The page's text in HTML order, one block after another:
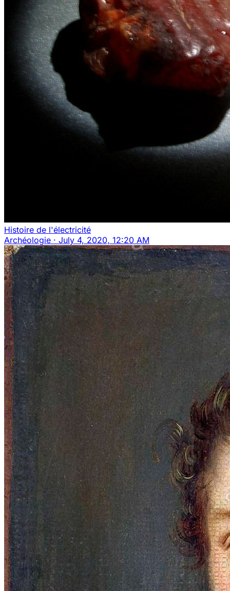
Histoire de l'électricité
Archéologie · July 4, 2020, 12:20 AM